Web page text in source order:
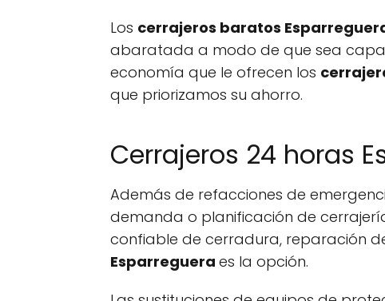
Los cerrajeros baratos
abaratada a modo de que sea
economía que le ofrecen los
que priorizamos su ahorro.
Cerrajeros 24 horas
Además de refacciones de
demanda o planificación de
confiable de cerradura, reparación
Esparreguera es la opción.